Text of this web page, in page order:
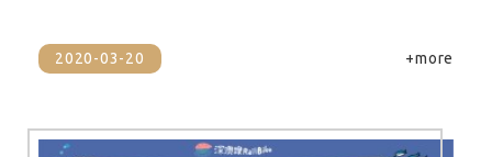
2020-03-20 +more